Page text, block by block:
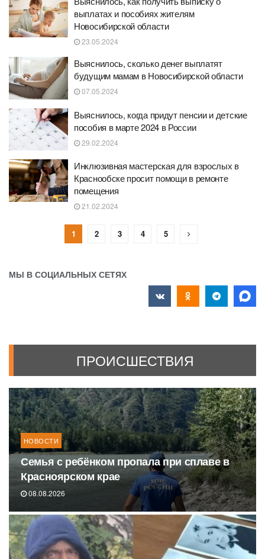
выплатах и пособиях жителям
Новосибирской области
23.05.2024
Выяснилось, сколько денег выплатят
будущим мамам в Новосибирской области
07.05.2024
Выяснилось, когда придут пенсии и детские
пособия в марте 2024 в России
29.02.2024
Инклюзивная мастерская для взрослых в
Краснообске просит помощи в ремонте
помещения
21.02.2024
1 2 3 4 5
МЫ В СОЦИАЛЬНЫХ СЕТЯХ
ПРОИСШЕСТВИЯ
НОВОСТИ
Семья с ребёнком пропала при сплаве в
Красноярском крае
08.08.2026